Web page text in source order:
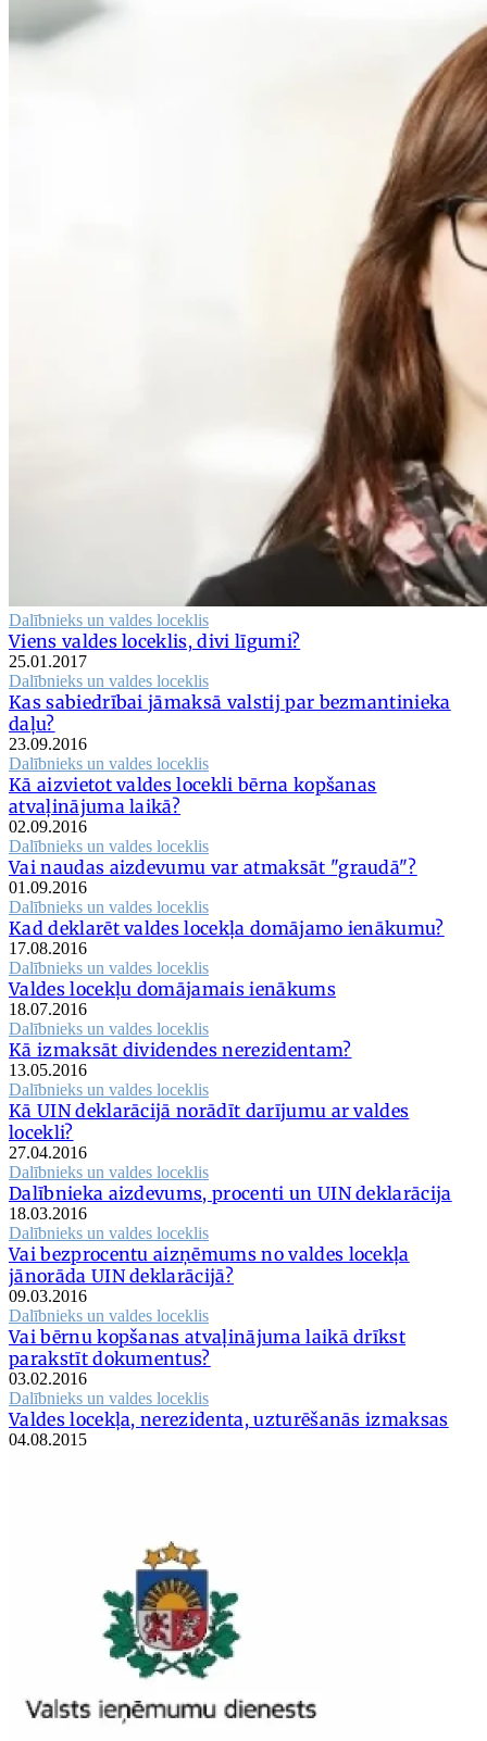
Dalībnieks un valdes loceklis
Viens valdes loceklis, divi līgumi?
25.01.2017
Dalībnieks un valdes loceklis
Kas sabiedrībai jāmaksā valstij par bezmantinieka
daļu?
23.09.2016
Dalībnieks un valdes loceklis
Kā aizvietot valdes locekli bērna kopšanas
atvaļinājuma laikā?
02.09.2016
Dalībnieks un valdes loceklis
Vai naudas aizdevumu var atmaksāt "graudā"?
01.09.2016
Dalībnieks un valdes loceklis
Kad deklarēt valdes locekļa domājamo ienākumu?
17.08.2016
Dalībnieks un valdes loceklis
Valdes locekļu domājamais ienākums
18.07.2016
Dalībnieks un valdes loceklis
Kā izmaksāt dividendes nerezidentam?
13.05.2016
Dalībnieks un valdes loceklis
Kā UIN deklarācijā norādīt darījumu ar valdes
locekli?
27.04.2016
Dalībnieks un valdes loceklis
Dalībnieka aizdevums, procenti un UIN deklarācija
18.03.2016
Dalībnieks un valdes loceklis
Vai bezprocentu aizņēmums no valdes locekļa
jānorāda UIN deklarācijā?
09.03.2016
Dalībnieks un valdes loceklis
Vai bērnu kopšanas atvaļinājuma laikā drīkst
parakstīt dokumentus?
03.02.2016
Dalībnieks un valdes loceklis
Valdes locekļa, nerezidenta, uzturēšanās izmaksas
04.08.2015